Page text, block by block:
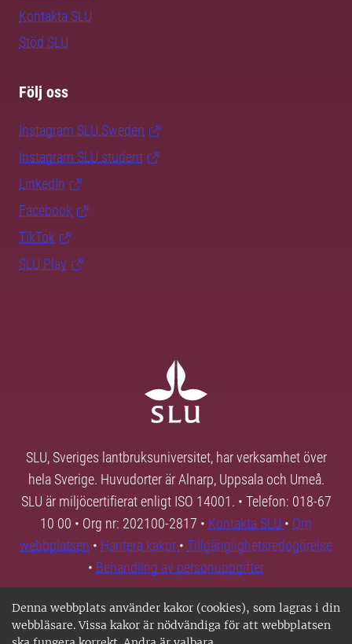
Denna webbplats använder kakor (cookies), som lagras i din
webbläsare. Vissa kakor är nödvändiga för att webbplatsen
Kontakta SLU
Stöd SLU
Följ oss
Instagram SLU.Sweden
Instagram SLU.student
LinkedIn
Facebook
TikTok
SLU Play
SLU, Sveriges lantbruksuniversitet, har verksamhet över
hela Sverige. Huvudorter är Alnarp, Uppsala och Umeå.
SLU är miljöcertifierat enligt ISO 14001. • Telefon: 018-67
10 00 • Org nr: 202100-2817 • Kontakta SLU • Om
webbplatsen • Hantera kakor • Tillgänglighetsredogörelse
• Behandling av personuppgifter